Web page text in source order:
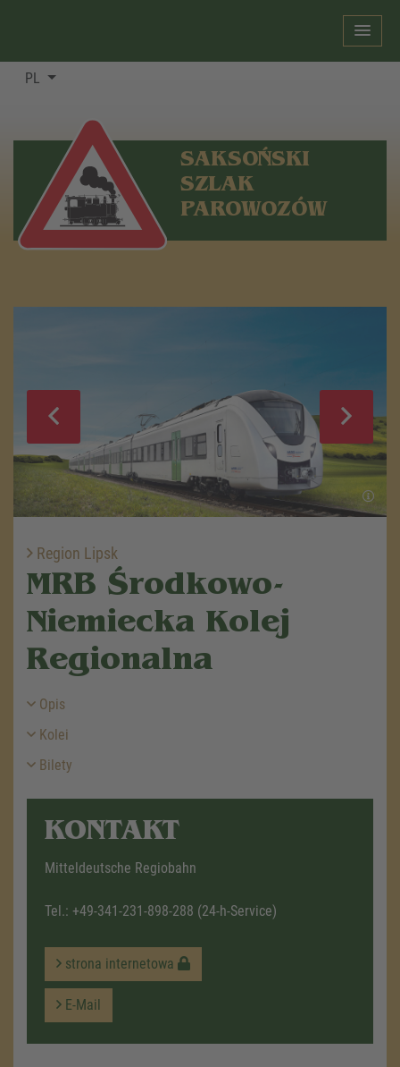
PL
SAKSOŃSKI
SZLAK
PAROWOZÓW
Region Lipsk
MRB Środkowo-
Niemiecka Kolej
Regionalna
Opis
Kolei
Bilety
KONTAKT
Mitteldeutsche Regiobahn
Tel.: +49-341-231-898-288 (24-h-Service)
strona internetowa
E-Mail